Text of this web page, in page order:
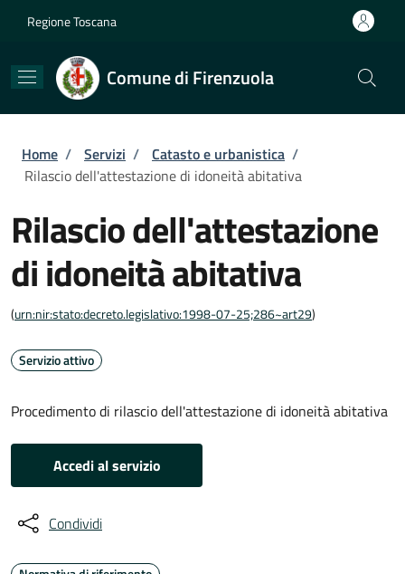
Regione Toscana
Comune di Firenzuola
Briciole di pane
Home / Servizi / Catasto e urbanistica /
Rilascio dell'attestazione di idoneità abitativa
Rilascio dell'attestazione
di idoneità abitativa
(urn:nir:stato:decreto.legislativo:1998-07-25;286~art29)
Servizio attivo
Procedimento di rilascio dell'attestazione di idoneità abitativa
Accedi al servizio
Condividi